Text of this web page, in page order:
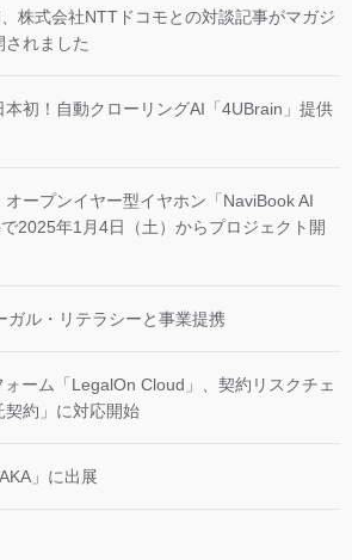
株式会社NTTドコモとの対談記事がマガジ
されました
本初！自動クローリングAI「4UBrain」提供
オープンイヤー型イヤホン「NaviBook AI
2025年1月4日（土）からプロジェクト開
ガル・リテラシーと事業提携
ーム「LegalOn Cloud」、契約リスクチェ
契約」に対応開始
」に出展